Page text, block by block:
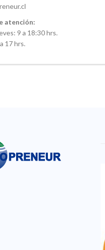
atención:
9 a 18:30 hrs.
17 hrs.